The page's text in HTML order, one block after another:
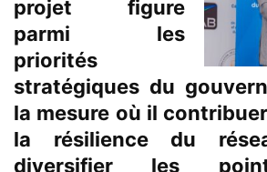
projet figure
parmi les
priorités
stratégiques du
la mesure où il
la résilience du
diversifier les